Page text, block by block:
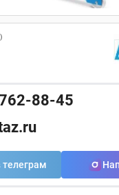
)
88-45
телеграм